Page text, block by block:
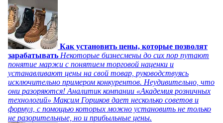
Как установить цены, которые позволят
зарабатывать Некоторые бизнесмены до сих пор путают
понятие маржи с понятием торговой наценки и
устанавливают цены на свой товар, руководствуясь
исключительно примером конкурентов. Неудивительно, что
они разоряются! Аналитик компании «Академия розничных
технологий» Максим Горшков дает несколько советов и
формул, с помощью которых можно установить не только
не разорительные, но и прибыльные цены.